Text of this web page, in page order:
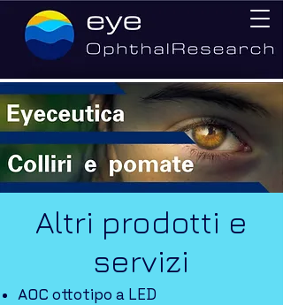
Altri prodotti e
servizi
AOC ottotipo a LED